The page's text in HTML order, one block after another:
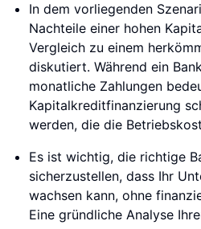
In dem vorliegenden
Nachteile einer hohen
Vergleich zu einem
diskutiert. Während ein
monatliche Zahlungen
Kapitalkreditfinanzierung
werden, die die
Es ist wichtig, die richtige
sicherzustellen, dass Ihr
wachsen kann, ohne
Eine gründliche Analyse